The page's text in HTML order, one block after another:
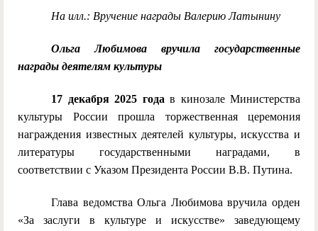
На илл.: Вручение награды Валерию Латынину
Ольга Любимова вручила государственные
награды деятелям культуры
17 декабря 2025 года в кинозале Министерства
культуры России прошла торжественная церемония
награждения известных деятелей культуры, искусства и
литературы государственными наградами, в
соответствии с Указом Президента России В.В. Путина.
Глава ведомства Ольга Любимова вручила орден
«За заслуги в культуре и искусстве» заведующему